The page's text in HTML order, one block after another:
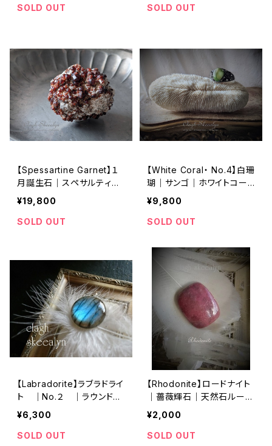
SOLD OUT
SOLD OUT
【Spessartine Garnet】１
月誕生石｜スペサルティン
ガーネット原石｜中国・福建
省産｜157ｇ｜インテリアス
トーン
¥19,800
SOLD OUT
【White Coral・ No.4】白珊
瑚｜サンゴ｜ホワイトコー
ラル｜化石｜オブジェ｜店
舗什器｜撮影什器｜インテ
リア雑貨
¥9,800
SOLD OUT
【Labradorite】ラブラドライ
ト ｜No.２ ｜ラウンド型
ルース
¥6,300
SOLD OUT
【Rhodonite】ロードナイト
｜薔薇輝石｜天然石ルース
｜スクエア型｜マクラメ編
み｜ワイヤーワーク素材
¥2,000
SOLD OUT